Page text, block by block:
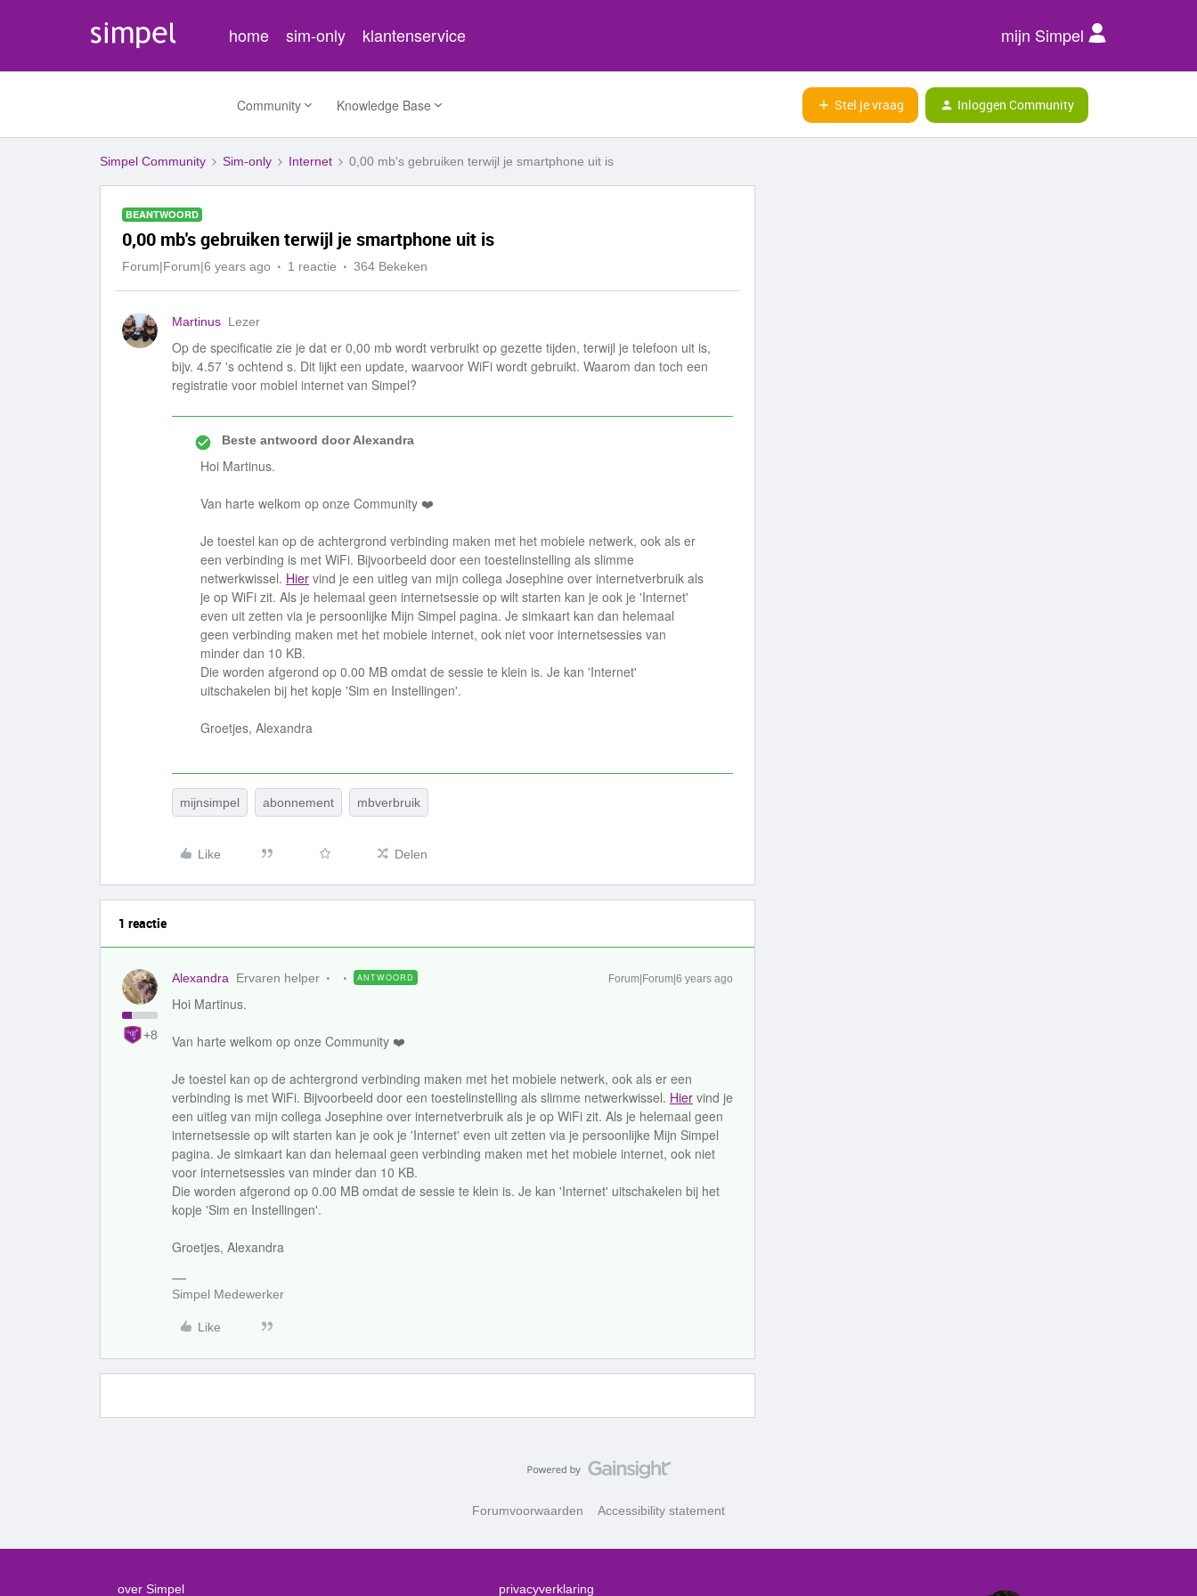
home sim-only klantenservice mijn Simpel
Community Knowledge Base Stel je vraag Inloggen Community
Simpel Community Sim-only Internet 0,00 mb's gebruiken terwijl je smartphone uit is
BEANTWOORD
0,00 mb's gebruiken terwijl je smartphone uit is
Forum|Forum|6 years ago 1 reactie 364 Bekeken
Martinus Lezer
Op de specificatie zie je dat er 0,00 mb wordt verbruikt op gezette tijden, terwijl je telefoon uit is,
bijv. 4.57 's ochtend s. Dit lijkt een update, waarvoor WiFi wordt gebruikt. Waarom dan toch een
registratie voor mobiel internet van Simpel?
Beste antwoord doorAlexandra
Hoi Martinus.
Van harte welkom op onze Community ❤️
Je toestel kan op de achtergrond verbinding maken met het mobiele netwerk, ook als er
een verbinding is met WiFi. Bijvoorbeeld door een toestelinstelling als slimme
netwerkwissel. Hier vind je een uitleg van mijn collega Josephine over internetverbruik als
je op WiFi zit. Als je helemaal geen internetsessie op wilt starten kan je ook je 'Internet'
even uit zetten via je persoonlijke Mijn Simpel pagina. Je simkaart kan dan helemaal
geen verbinding maken met het mobiele internet, ook niet voor internetsessies van
minder dan 10 KB.
Die worden afgerond op 0.00 MB omdat de sessie te klein is. Je kan 'Internet'
uitschakelen bij het kopje 'Sim en Instellingen'.
Groetjes, Alexandra
mijnsimpel abonnement mbverbruik
Like Delen
1 reactie
+8
Alexandra Ervaren helper ANTWOORD Forum|Forum|6 years ago
Hoi Martinus.
Van harte welkom op onze Community ❤️
Je toestel kan op de achtergrond verbinding maken met het mobiele netwerk, ook als er een
verbinding is met WiFi. Bijvoorbeeld door een toestelinstelling als slimme netwerkwissel. Hier vind je
een uitleg van mijn collega Josephine over internetverbruik als je op WiFi zit. Als je helemaal geen
internetsessie op wilt starten kan je ook je 'Internet' even uit zetten via je persoonlijke Mijn Simpel
pagina. Je simkaart kan dan helemaal geen verbinding maken met het mobiele internet, ook niet
voor internetsessies van minder dan 10 KB.
Die worden afgerond op 0.00 MB omdat de sessie te klein is. Je kan 'Internet' uitschakelen bij het
kopje 'Sim en Instellingen'.
Groetjes, Alexandra
Simpel Medewerker
Like
Forumvoorwaarden Accessibility statement
over Simpel privacyverklaring